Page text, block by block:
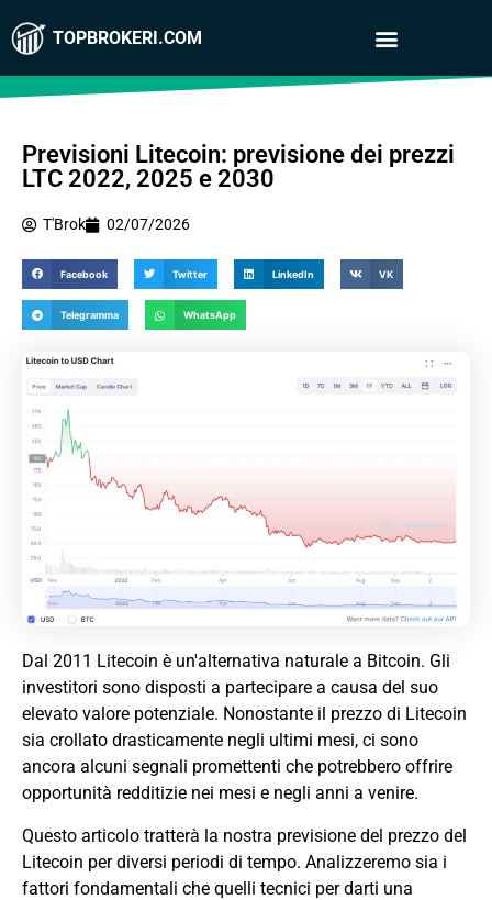
TOPBROKERI.COM
Previsioni Litecoin: previsione dei prezzi
LTC 2022, 2025 e 2030
T'Brok 02/07/2026
Facebook Twitter LinkedIn VK
Telegramma WhatsApp
Dal 2011 Litecoin è un'alternativa naturale a Bitcoin. Gli
investitori sono disposti a partecipare a causa del suo
elevato valore potenziale. Nonostante il prezzo di Litecoin
sia crollato drasticamente negli ultimi mesi, ci sono
ancora alcuni segnali promettenti che potrebbero offrire
opportunità redditizie nei mesi e negli anni a venire.
Questo articolo tratterà la nostra previsione del prezzo del
Litecoin per diversi periodi di tempo. Analizzeremo sia i
fattori fondamentali che quelli tecnici per darti una